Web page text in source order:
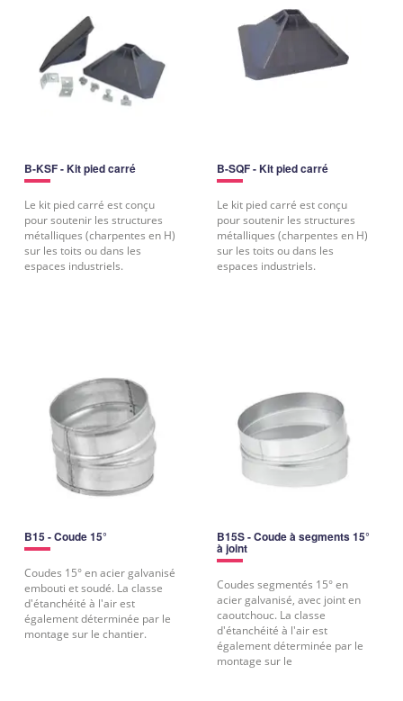
B-KSF - Kit pied carré
Le kit pied carré est conçu
pour soutenir les structures
métalliques (charpentes en H)
sur les toits ou dans les
espaces industriels.
B-SQF - Kit pied carré
Le kit pied carré est conçu
pour soutenir les structures
métalliques (charpentes en H)
sur les toits ou dans les
espaces industriels.
B15 - Coude 15°
Coudes 15° en acier galvanisé
embouti et soudé. La classe
d'étanchéité à l'air est
également déterminée par le
montage sur le chantier.
B15S - Coude à segments 15°
à joint
Coudes segmentés 15° en
acier galvanisé, avec joint en
caoutchouc. La classe
d'étanchéité à l'air est
également déterminée par le
montage sur le